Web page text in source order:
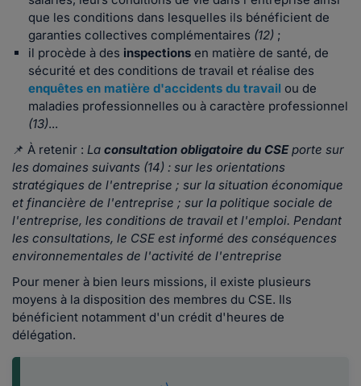
que les conditions dans lesquelles ils bénéficient de
garanties collectives complémentaires (12) ;
il procède à des inspections en matière de santé, de
sécurité et des conditions de travail et réalise des
enquêtes en matière d'accidents du travail ou de
maladies professionnelles ou à caractère professionnel
(13)...
📌 À retenir : La consultation obligatoire du CSEporte sur
les domaines suivants (14) : sur les orientations
stratégiques de l'entreprise ; sur la situation économique
et financière de l'entreprise ; sur la politique sociale de
l'entreprise, les conditions de travail et l'emploi. Pendant
les consultations, le CSE est informé des conséquences
environnementales de l'activité de l'entreprise
Pour mener à bien leurs missions, il existe plusieurs
moyens à la disposition des membres du CSE. Ils
bénéficient notamment d'un crédit d'heures de
délégation.